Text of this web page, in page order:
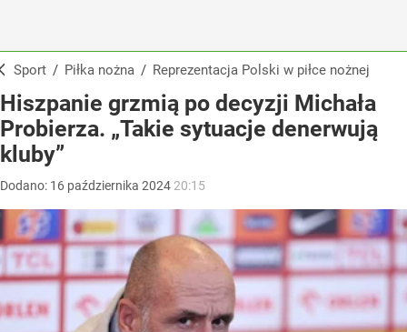
Sport / Piłka nożna / Reprezentacja Polski w piłce nożnej
Hiszpanie grzmią po decyzji Michała
Probierza. „Takie sytuacje denerwują
kluby”
Dodano: 16 października 2024 20:15